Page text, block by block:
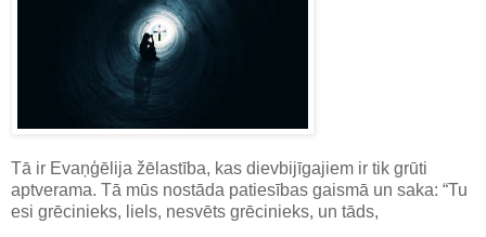
Tā ir Evaņģēlija žēlastība, kas dievbijīgajiem ir tik grūti
aptverama. Tā mūs nostāda patiesības gaismā un saka: “Tu
esi grēcinieks, liels, nesvēts grēcinieks, un tāds,